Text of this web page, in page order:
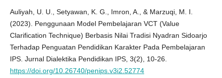
Auliyah, U. U., Setyawan, K. G., Imron, A., & Marzuqi, M. I.
(2023). Penggunaan Model Pembelajaran VCT (Value
Clarification Technique) Berbasis Nilai Tradisi Nyadran Sidoarjo
Terhadap Penguatan Pendidikan Karakter Pada Pembelajaran
IPS. Jurnal Dialektika Pendidikan IPS, 3(2), 10-26.
https://doi.org/10.26740/penips.v3i2.52774